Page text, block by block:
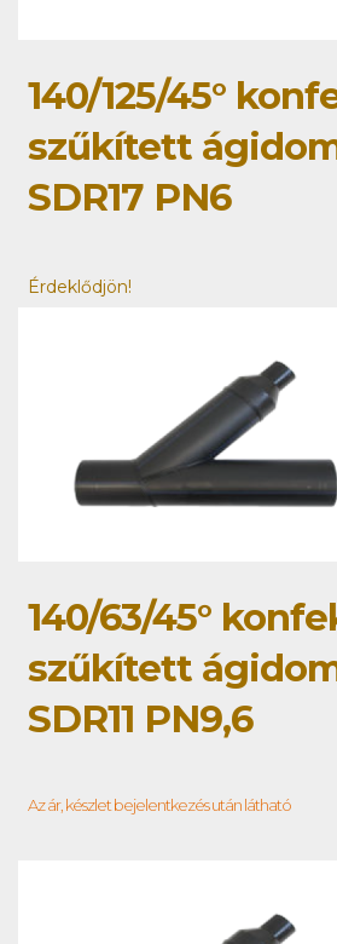
140/125/45°
szűkített
SDR17 PN6
Érdeklődjön!
140/63/45°
szűkített
SDR11 PN9,6
Az ár, készlet bejelentkezés után látható